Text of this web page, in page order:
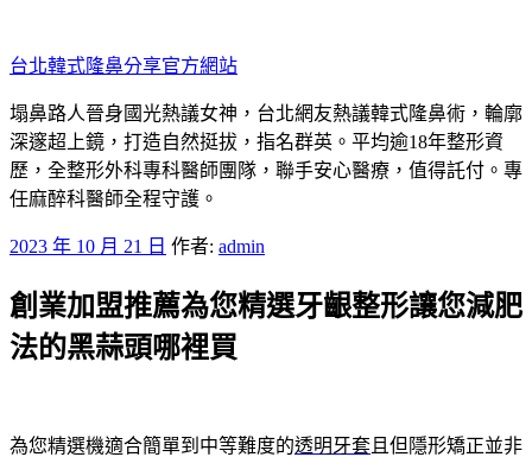
至
主
要
內
容
台北韓式隆鼻分享官方網站
塌鼻路人晉身國光熱議女神，台北網友熱議韓式隆鼻術，輪廓
深邃超上鏡，打造自然挺拔，指名群英。平均逾18年整形資
歷，全整形外科專科醫師團隊，聯手安心醫療，值得託付。專
任麻醉科醫師全程守護。
發
於
2023 年 10 月 21 日 作者: admin
創業加盟推薦為您精選牙齦整形讓您減肥
法的黑蒜頭哪裡買
為您精選機適合簡單到中等難度的透明牙套 且但隱形矯正並非